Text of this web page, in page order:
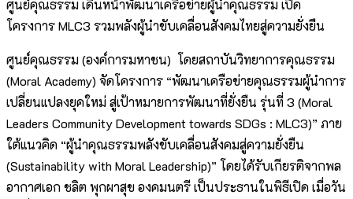
ศูนย์คุณธรรม เดินหน้าพัฒนาเครือข่ายผู้นำคุณธรรม เปิด
โครงการ MLC3 รวมพลังผู้นำขับเคลื่อนสังคมไทยสู่ความยั่งยืน
ศูนย์คุณธรรม (องค์การมหาชน) โดยสถาบันวิทยาการคุณธรรม
(Moral Academy) จัดโครงการ “พัฒนาเครือข่ายคุณธรรมผู้นำการ
เปลี่ยนแปลงยุคใหม่ สู่เป้าหมายการพัฒนาที่ยั่งยืน รุ่นที่ 3 (Moral
Leaders Community Development towards SDGs : MLC3)” ภาย
ใต้แนวคิด “ผู้นำคุณธรรมพลังขับเคลื่อนสังคมสู่ความยั่งยืน
(Sustainability with Moral Leadership)” โดยได้รับเกียรติจากพล
อากาศเอก ชลิต พุกผาสุข องคมนตรี เป็นประธานในพิธีเปิด เมื่อวัน